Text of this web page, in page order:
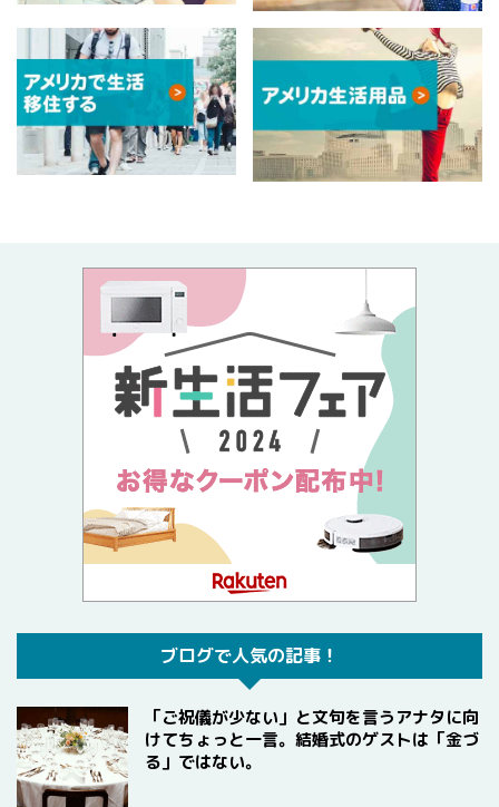
ブログで人気の記事！
「ご祝儀が少ない」と文句を言うアナタに向
けてちょっと一言。結婚式のゲストは「金づ
る」ではない。